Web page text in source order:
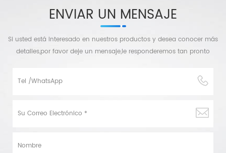
ENVIAR UN MENSAJE
Si usted está interesado en nuestros productos y desea conocer más
detalles,por favor deje un mensaje,le responderemos tan pronto